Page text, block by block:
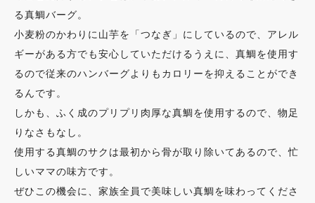
る真鯛バーグ。
小麦粉のかわりに山芋を「つなぎ」にしているので、アレル
ギーがある方でも安心していただけるうえに、真鯛を使用す
るので従来のハンバーグよりもカロリーを抑えることができ
るんです。
しかも、ふく成のプリプリ肉厚な真鯛を使用するので、物足
りなさもなし。
使用する真鯛のサクは最初から骨が取り除いてあるので、忙
しいママの味方です。
ぜひこの機会に、家族全員で美味しい真鯛を味わってくださ